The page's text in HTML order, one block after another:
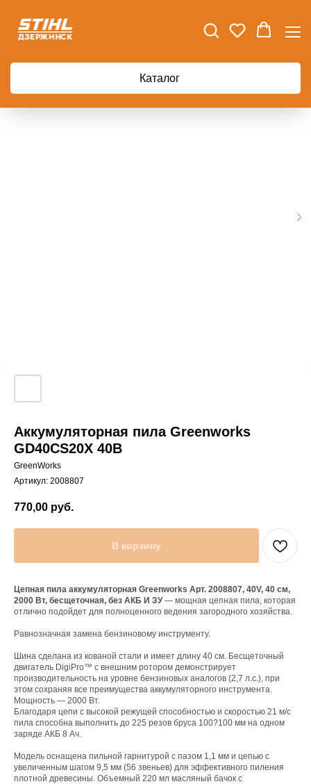
Каталог
Аккумуляторная пила Greenworks
GD40CS20Х 40В
GreenWorks
Артикул: 2008807
770,00 руб.
В корзину
Цепная пила аккумуляторная Greenworks Арт. 2008807, 40V, 40 см,
2000 Вт, бесщеточная, без АКБ И ЗУ— мощная цепная пила, которая
отлично подойдет для полноценного ведения загородного хозяйства.
Равнозначная замена бензиновому инструменту.
Шина сделана из кованой стали и имеет длину 40 см. Бесщеточный
двигатель DigiPro™ с внешним ротором демонстрирует
производительность на уровне бензиновых аналогов (2,7 л.с.), при
этом сохраняя все преимущества аккумуляторного инструмента.
Мощность — 2000 Вт.
Благодаря цепи с высокой режущей способностью и скоростью 21 м/с
пила способна выполнить до 225 резов бруса 100?100 мм на одном
заряде АКБ 8 Ач.
Модель оснащена пильной гарнитурой с пазом 1,1 мм и цепью с
увеличенным шагом 9,5 мм (56 звеньев) для эффективного пиления
плотной древесины. Объемный 220 мл масляный бачок с